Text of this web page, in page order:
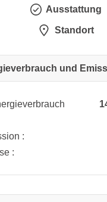
Ausstattung
Standort
und
:
: